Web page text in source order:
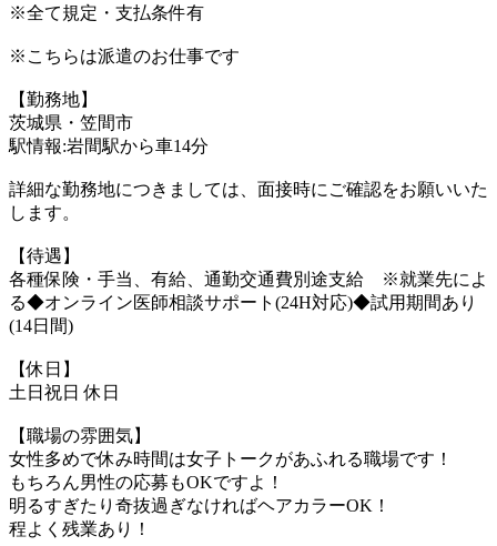
※全て規定・支払条件有
※こちらは派遣のお仕事です
【勤務地】
茨城県・笠間市
駅情報:岩間駅から車14分
詳細な勤務地につきましては、面接時にご確認をお願いいた
します。
【待遇】
各種保険・手当、有給、通勤交通費別途支給 ※就業先によ
る◆オンライン医師相談サポート(24H対応)◆試用期間あり
(14日間)
【休日】
土日祝日 休日
【職場の雰囲気】
女性多めで休み時間は女子トークがあふれる職場です！
もちろん男性の応募もOKですよ！
明るすぎたり奇抜過ぎなければヘアカラーOK！
程よく残業あり！